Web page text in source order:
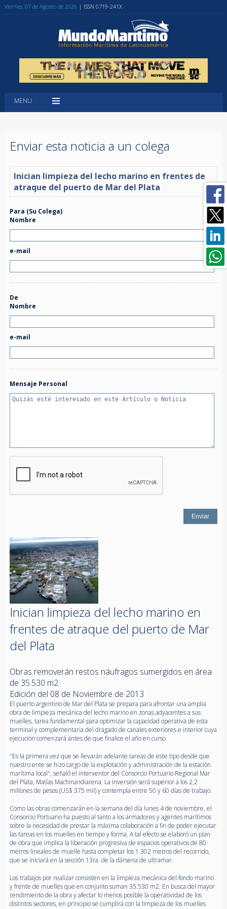
Viernes, 07 de Agosto de 2026 | ISSN 0719-241X
MENU
Enviar esta noticia a un colega
Inician limpieza del lecho marino en frentes de
atraque del puerto de Mar del Plata
Para (Su Colega)
Nombre
e-mail
De
Nombre
e-mail
Mensaje Personal
Inician limpieza del lecho marino en
frentes de atraque del puerto de Mar
del Plata
Obras removerán restos náufragos sumergidos en área
de 35.530 m2
Edición del 08 de Noviembre de 2013
El puerto argentino de Mar del Plata se prepara para afrontar una amplia
obra de limpieza mecánica del lecho marino en zonas adyacentes a sus
muelles, tarea fundamental para optimizar la capacidad operativa de esta
terminal y complementaria del dragado de canales exteriores e interior cuya
ejecución comenzará antes de que finalice el año en curso.
"Es la primera vez que se llevarán adelante tareas de este tipo desde que
nuestro ente se hizo cargo de la explotación y administración de la estación
marítima local", señaló el interventor del Consorcio Portuario Regional Mar
del Plata, Matías Machinandiarena. La inversión será superior a los 2,2
millones de pesos (US$ 375 mil) y contempla entre 50 y 60 días de trabajo.
Como las obras comenzarán en la semana del día lunes 4 de noviembre, el
Consorcio Portuario ha puesto al tanto a los armadores y agentes marítimos
sobre la necesidad de prestar la máxima colaboración a fin de poder ejecutar
las tareas en los muelles en tiempo y forma. A tal efecto se elaboró un plan
de obra que implica la liberación progresiva de espacios operativos de 80
metros lineales de muelle hasta completar los 1.302 metros del recorrido,
que se iniciará en la sección 13ra. de la dársena de ultramar.
Los trabajos por realizar consisten en la limpieza mecánica del fondo marino
y frente de muelles que en conjunto suman 35.530 m2. En busca del mayor
rendimiento de la obra y afectar lo menos posible la operatividad de los
distintos sectores, en principio se cumplirá con la limpieza de los muelles